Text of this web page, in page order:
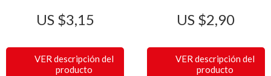
$3,15
VER descripción del
producto
$2,90
VER descripción del
producto